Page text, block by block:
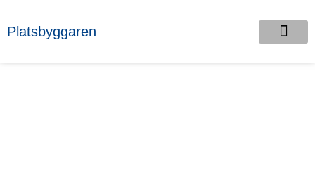
Platsbyggaren